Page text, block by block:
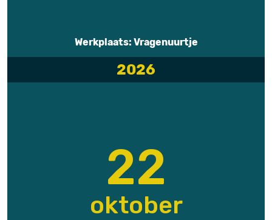
Werkplaats: Vragenuurtje
2026
22
oktober